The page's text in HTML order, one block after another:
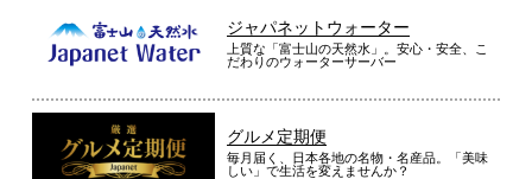
ジャパネットウォーター
上質な「富士山の天然水」。安心・安全、こ
だわりのウォーターサーバー
グルメ定期便
毎月届く、日本各地の名物・名産品。「美味
しい」で生活を変えませんか？